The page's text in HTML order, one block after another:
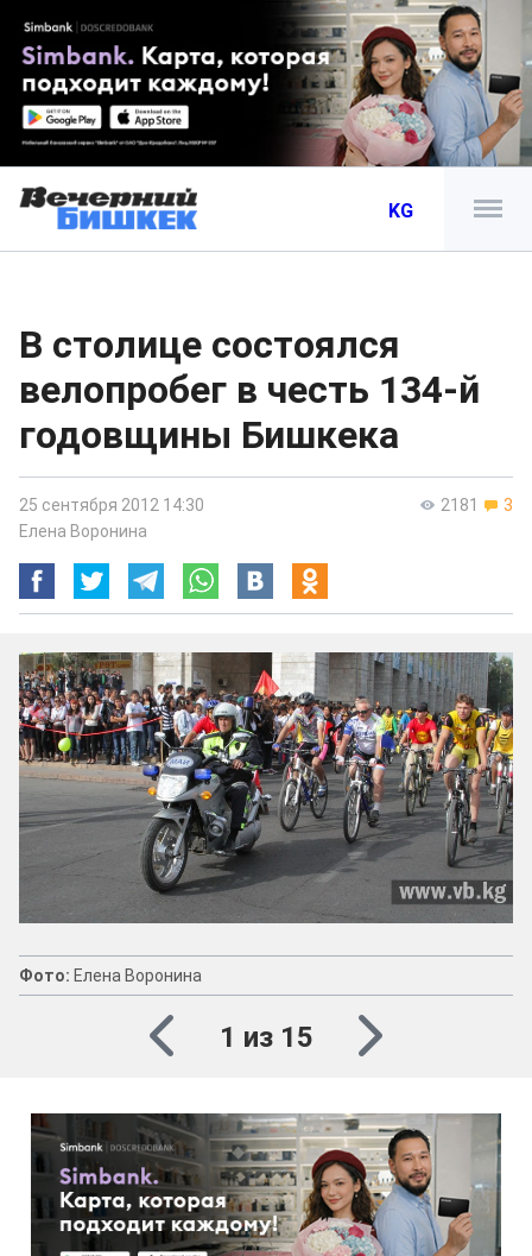
KG
В столице состоялся
велопробег в честь 134-й
годовщины Бишкека
2181 3
25 сентября 2012 14:30
Елена Воронина
Фото: Елена Воронина
1 из 15